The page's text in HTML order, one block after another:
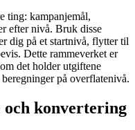
ting: kampanjemål,
efter nivå. Bruk disse
dig på et startnivå, flytter til
Dette rammeverket er
det holder utgiftene
på overflatenivå.
konvertering